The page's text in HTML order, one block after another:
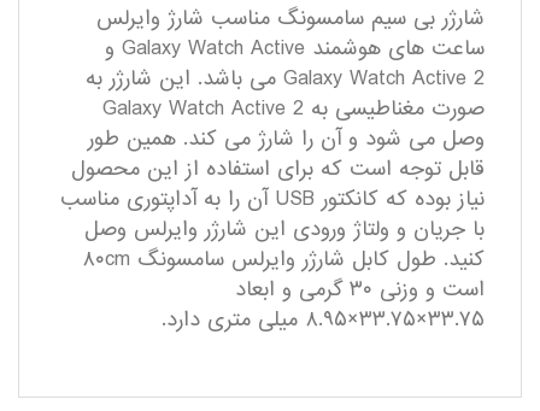
شارژر بی سیم سامسونگ مناسب شارژ وایرلس
ساعت های هوشمند Galaxy Watch Active و
Galaxy Watch Active 2 می باشد. این شارژر به
صورت مغناطیسی به Galaxy Watch Active 2
وصل می شود و آن را شارژ می کند. همین طور
قابل توجه است که برای استفاده از این محصول
نیاز بوده که کانکتور USB آن را به آداپتوری مناسب
با جریان و ولتاژ ورودی این شارژر وایرلس وصل
کنید. طول کابل شارژر وایرلس سامسونگ ۸۰cm
است و وزنی ۳۰ گرمی و ابعاد
۳۳.۷۵×۳۳.۷۵×۸.۹۵ میلی متری دارد.